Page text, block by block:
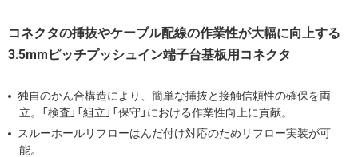
コネクタの挿抜やケーブル配線の作業性が大幅に向上する
3.5mmピッチプッシュイン端子台基板用コネクタ
独自のかん合構造により、簡単な挿抜と接触信頼性の確保を両
立。「検査」「組立」「保守」における作業性向上に貢献。
スルーホールリフローはんだ付け対応のためリフロー実装が可
能。